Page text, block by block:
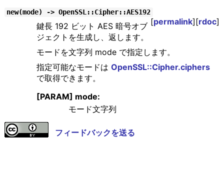
new(mode) -> OpenSSL::Cipher::AES192
[permalink][rdoc]
鍵長 192 ビット AES 暗号オブ
ジェクトを生成し、返します。
モードを文字列 mode で指定します。
指定可能なモードは OpenSSL::Cipher.ciphers
で取得できます。
[PARAM] mode:
モード文字列
フィードバックを送る